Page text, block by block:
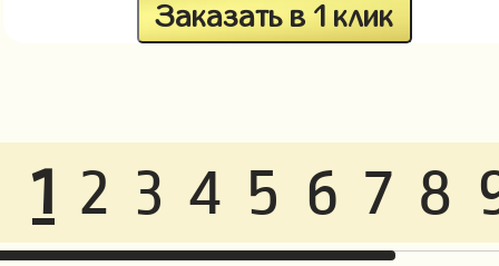
Заказать в 1 клик
1 2 3 4 5 6 7 8